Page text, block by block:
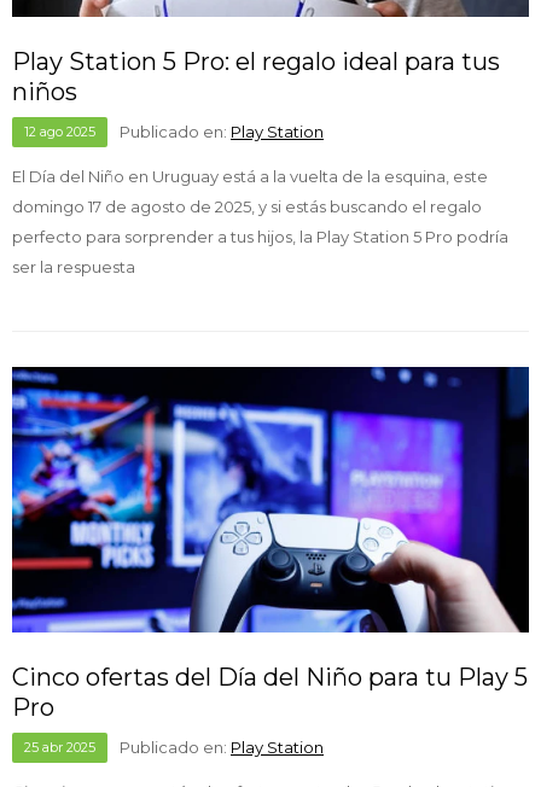
Play Station 5 Pro: el regalo ideal para tus
niños
12 ago 2025 Publicado en: Play Station
El Día del Niño en Uruguay está a la vuelta de la esquina, este
domingo 17 de agosto de 2025, y si estás buscando el regalo
perfecto para sorprender a tus hijos, la Play Station 5 Pro podría
ser la respuesta
Cinco ofertas del Día del Niño para tu Play 5
Pro
25 abr 2025 Publicado en: Play Station